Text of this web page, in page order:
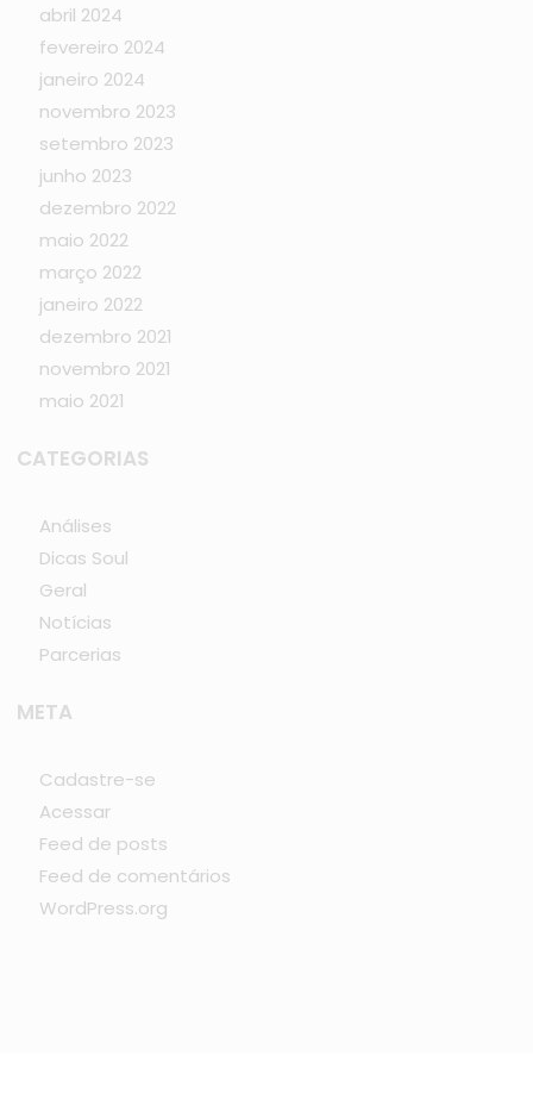
abril 2024
fevereiro 2024
janeiro 2024
novembro 2023
setembro 2023
junho 2023
dezembro 2022
maio 2022
março 2022
janeiro 2022
dezembro 2021
novembro 2021
maio 2021
CATEGORIAS
Análises
Dicas Soul
Geral
Notícias
Parcerias
META
Cadastre-se
Acessar
Feed de posts
Feed de comentários
WordPress.org